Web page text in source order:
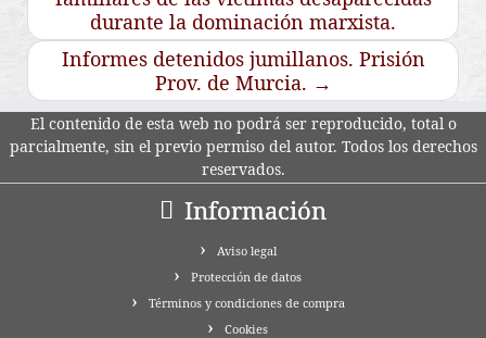
durante la dominación marxista.
Informes detenidos jumillanos. Prisión
Prov. de Murcia. →
El contenido de esta web no podrá ser reproducido, total o
parcialmente, sin el previo permiso del autor. Todos los derechos
reservados.
Información
Aviso legal
Protección de datos
Términos y condiciones de compra
Cookies